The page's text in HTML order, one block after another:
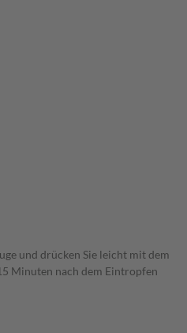
und drücken Sie leicht mit dem
Minuten nach dem Eintropfen